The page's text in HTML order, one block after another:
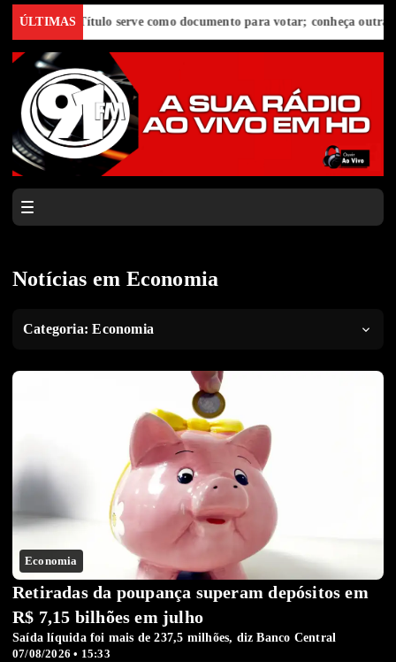
ÚLTIMAS
E-Título serve como documento para votar; conheça outras funções
Notícias em Economia
Categoria: Economia
Economia
07/08/2026 • 15:33
Retiradas da poupança superam depósitos em
R$ 7,15 bilhões em julho
Saída líquida foi mais de 237,5 milhões, diz Banco Central